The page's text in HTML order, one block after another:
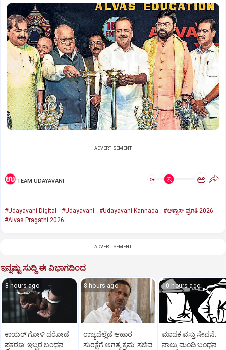
ADVERTISEMENT
TEAM UDAYAVANI ಅ ಅ
#Udayavani Digital #Udayavani #Udayavani Kannada
#ಆಳ್ವಾಸ್‌ ಪ್ರಗತಿ 2026
#Alvas Pragathi 2026
ADVERTISEMENT
ಇನ್ನಷ್ಟು ಸುದ್ದಿ ಈ ವಿಭಾಗದಿಂದ
8 hours ago
ಕಾಯರ್ ಗೋಳಿ ದರೋಡೆ
ಪ್ರಕರಣ: ಇಬ್ಬರ ಬಂಧನ
8 hours ago
ರಾಜ್ಯದೆಲ್ಲೆಡೆ ಆಹಾರ
ಸುರಕ್ಷೆಗೆ ಅಗತ್ಯ ಕ್ರಮ: ಸಚಿವ
10 hours ago
ಮಾದಕ ವಸ್ತು ಸೇವನೆ:
ನಾಲ್ಕು ಮಂದಿ ಬಂಧನ